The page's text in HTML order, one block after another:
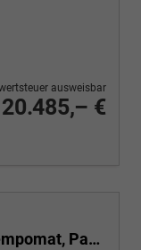
20.485,– €
ausweisbar
Selection 1.0 TSI Selection, Tempomat, Park, Winterpaket, SmartLink, 4 J.-Garantie